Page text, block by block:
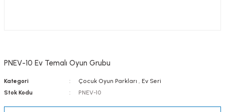
PNEV-10 Ev Temalı Oyun Grubu
Kategori Çocuk Oyun Parkları
Ev Seri
Stok Kodu
PNEV-10